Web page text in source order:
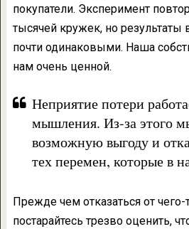
покупатели. Эксперимент
тысячей кружек, но результаты
почти одинаковыми. Наша
нам очень ценной.
Неприятие потери
мышления. Из-за этого
возможную выгоду и
тех перемен, которые в
Прежде чем отказаться от чего-
постарайтесь трезво оценить,